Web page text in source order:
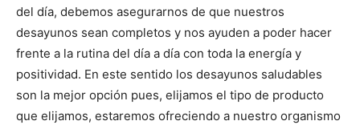
del día, debemos asegurarnos de que nuestros
desayunos sean completos y nos ayuden a poder hacer
frente a la rutina del día a día con toda la energía y
positividad. En este sentido los desayunos saludables
son la mejor opción pues, elijamos el tipo de producto
que elijamos, estaremos ofreciendo a nuestro organismo